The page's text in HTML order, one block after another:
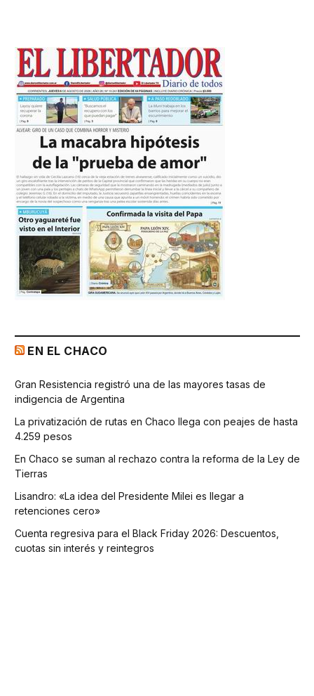
EN EL CHACO
Gran Resistencia registró una de las mayores tasas de
indigencia de Argentina
La privatización de rutas en Chaco llega con peajes de hasta
4.259 pesos
En Chaco se suman al rechazo contra la reforma de la Ley de
Tierras
Lisandro: «La idea del Presidente Milei es llegar a
retenciones cero»
Cuenta regresiva para el Black Friday 2026: Descuentos,
cuotas sin interés y reintegros